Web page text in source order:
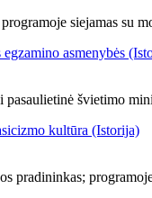
siejamas su
asmenybės
švietimo
kultūra (Istorija)
pradininkas;